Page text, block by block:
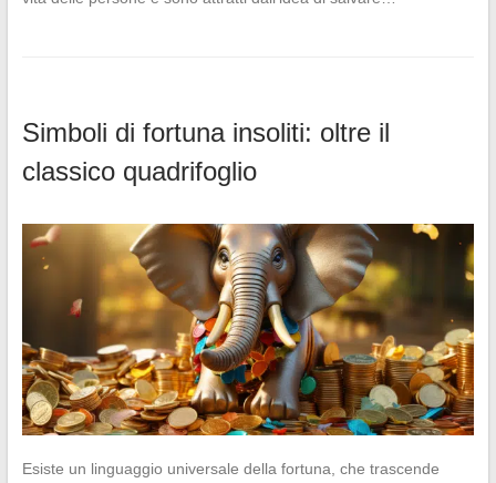
Simboli di fortuna insoliti: oltre il
classico quadrifoglio
Esiste un linguaggio universale della fortuna, che trascende